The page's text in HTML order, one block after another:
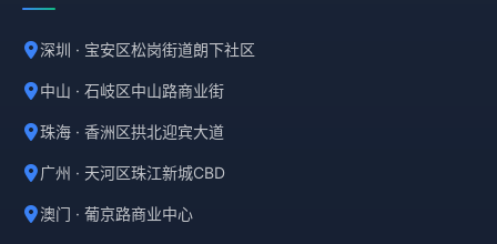
深圳 · 宝安区松岗街道朗下社区
中山 · 石岐区中山路商业街
珠海 · 香洲区拱北迎宾大道
广州 · 天河区珠江新城CBD
澳门 · 葡京路商业中心